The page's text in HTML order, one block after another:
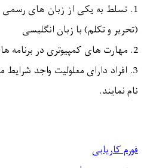
1
. تسلط به یکی از زبان های رسمی
(تحریر و تکلم) با زبان انگلیسی
2. مهارت های کمپیوتری در برنامه های مرتبط به وظیفه.
3. افراد دارای معلولیت واجد
نام نمایند.
فورم کاریابی